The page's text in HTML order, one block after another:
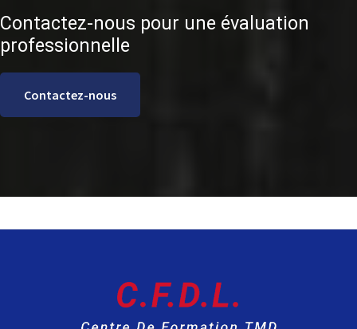
Contactez-nous pour une évaluation
professionnelle
Contactez-nous